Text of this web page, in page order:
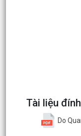
Tài liệu
Do